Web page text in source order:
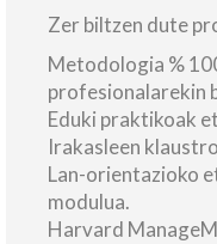
Zer biltzen dute
Metodologia %
profesionalarekin
Eduki praktikoak
Irakasleen
Lan-orientazioko
modulua.
Harvard